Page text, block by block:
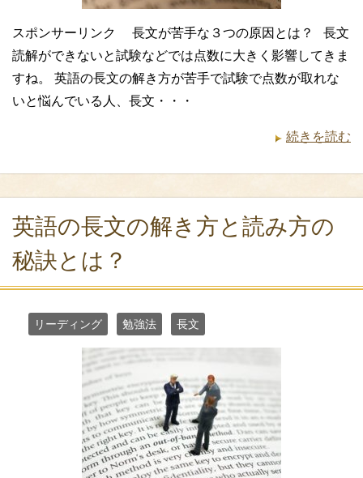
スポンサーリンク 長文が苦手な３つの原因とは？ 長文
読解ができないと試験などでは点数に大きく影響してきま
すね。 英語の長文の解き方が苦手で試験で点数が取れな
いと悩んでいる人、長文・・・
続きを読む
英語の長文の解き方と読み方の
秘訣とは？
リーディング 勉強法 長文